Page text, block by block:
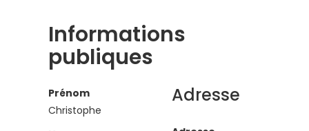
Informations
publiques
Prénom
Christophe
Adresse